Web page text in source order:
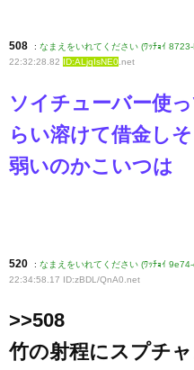
508 : なまえをいれてください (ﾜｯﾁｮｲ
22:32:28.82
ID:ALjqIsNE0.net
ソイチューバー使
らい溶けて借金しそ
弱いのかこいつは
520 : なまえをいれてください (ﾜｯﾁｮｲ
22:34:58.17 ID:zBDL/QnA0 .net
>>508
竹の射程にスプチ